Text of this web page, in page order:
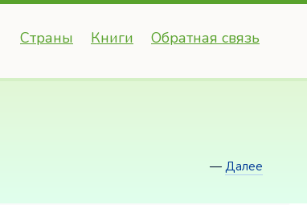
Страны Книги Обратная связь
— Далее